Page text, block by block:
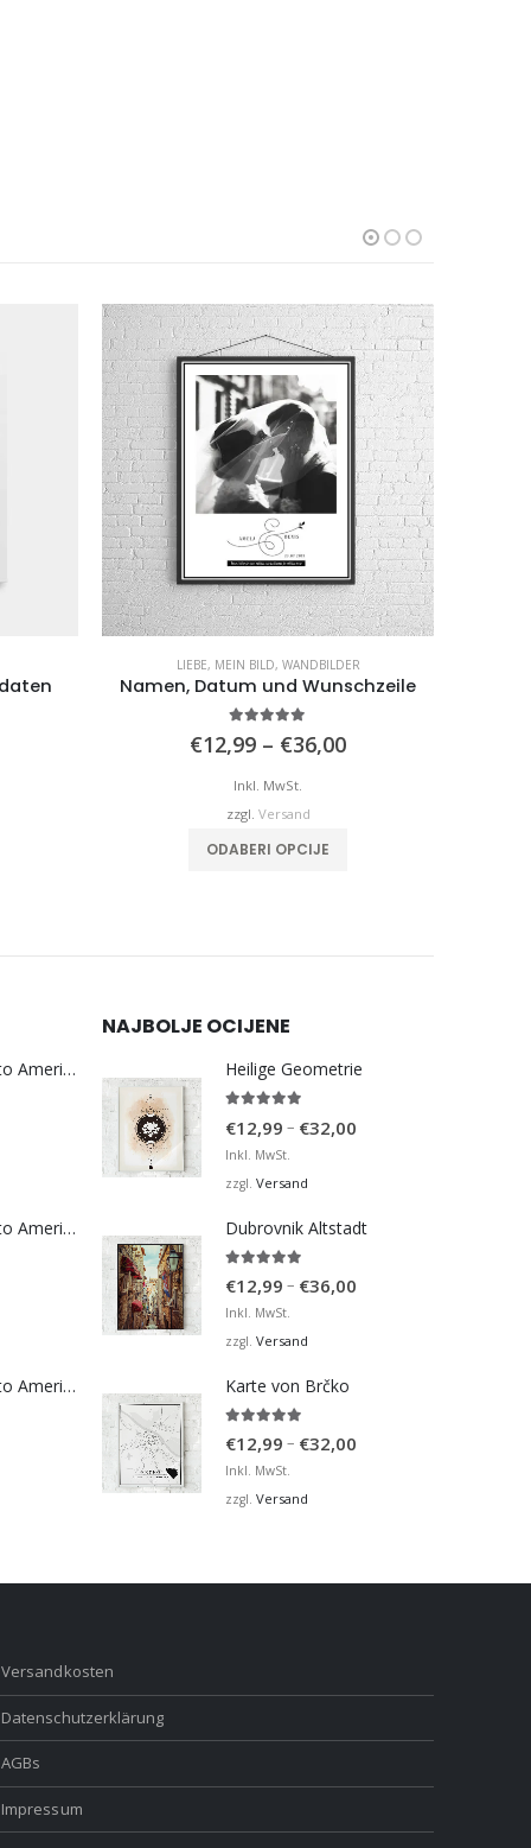
LIEBE, MEIN BILD, WANDBILDER
Namen, Datum und Wunschzeile
€12,99 – €36,00Preisspanne:
Inkl. MwSt.
zzgl. Versand
ODABERI OPCIJE
Bosna Take Me to America Navijačka Majica 3
Bosna Take Me to America Navijačka Majica 4
Bosna Take Me to America Navijačka Majica 2
NAJBOLJE OCIJENE
Heilige Geometrie
€12,99 – €32,00
Inkl. MwSt.
zzgl. Versand
Dubrovnik Altstadt
€12,99 – €36,00
Inkl. MwSt.
zzgl. Versand
Karte von Brčko
€12,99 – €32,00
Inkl. MwSt.
zzgl. Versand
Versandkosten
Datenschutzerklärung
AGBs
Impressum